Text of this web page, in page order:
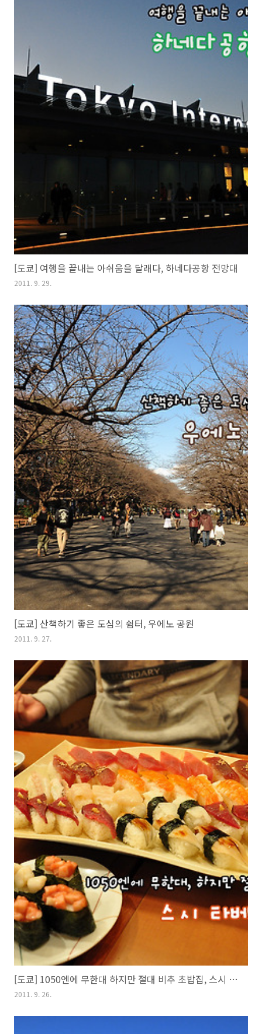
[도쿄] 여행을 끝내는 아쉬움을 달래다, 하네다공항 전망대
2011. 9. 29.
[도쿄] 산책하기 좋은 도심의 쉼터, 우에노 공원
2011. 9. 27.
[도쿄] 1050엔에 무한대 하지만 절대 비추 초밥집, 스시 타베호다이
2011. 9. 26.